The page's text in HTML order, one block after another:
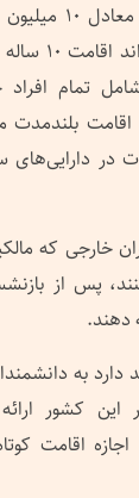
همچنین اتباع
تمام افراد
اقامت
در دارایی‌های
خارجی که
کنند، پس از
دهند.
به
۱۰ ساله در این
اجازه اقامت